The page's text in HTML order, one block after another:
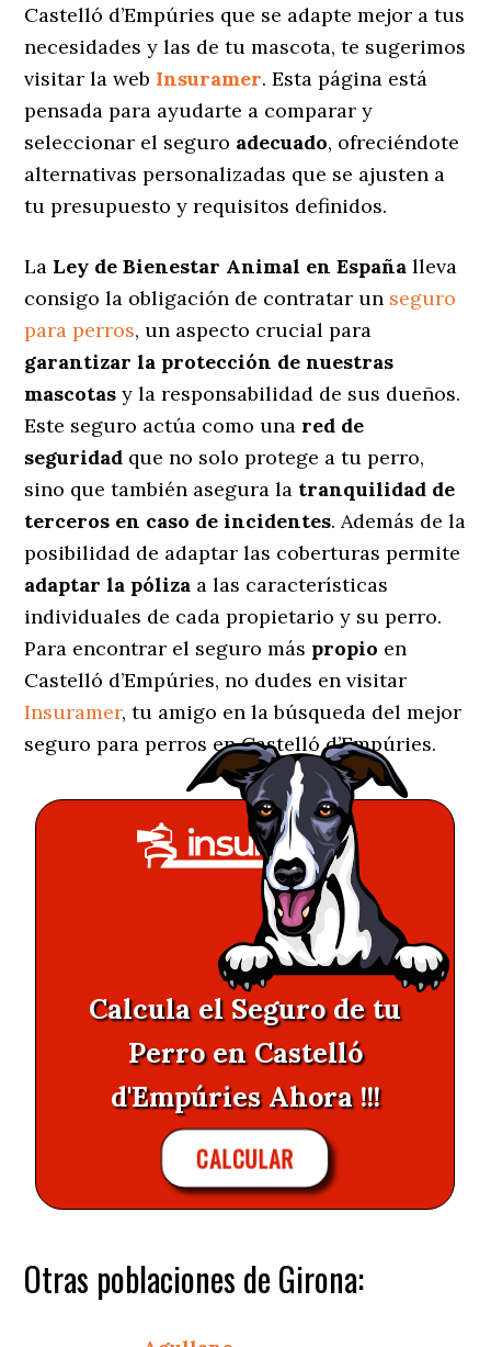
Castelló d’Empúries que se adapte mejor a tus
necesidades y las de tu mascota, te sugerimos
visitar la web Insuramer. Esta página está
pensada para ayudarte a comparar y
seleccionar el seguro adecuado, ofreciéndote
alternativas personalizadas que se ajusten a
tu presupuesto y requisitos definidos.
La Ley de Bienestar Animal en España lleva
consigo la obligación de contratar un seguro
para perros, un aspecto crucial para
garantizar la protección de nuestras
mascotas y la responsabilidad de sus dueños.
Este seguro actúa como una red de
seguridad que no solo protege a tu perro,
sino que también asegura la tranquilidad de
terceros en caso de incidentes. Además de la
posibilidad de adaptar las coberturas permite
adaptar la póliza a las características
individuales de cada propietario y su perro.
Para encontrar el seguro más propio en
Castelló d’Empúries, no dudes en visitar
Insuramer, tu amigo en la búsqueda del mejor
seguro para perros en Castelló d’Empúries.
Calcula el Seguro de tu
Perro en Castelló
d'Empúries Ahora !!!
CALCULAR
Otras poblaciones de Girona: